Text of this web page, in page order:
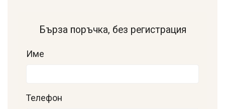
Бърза поръчка, без регистрация
Име
Телефон